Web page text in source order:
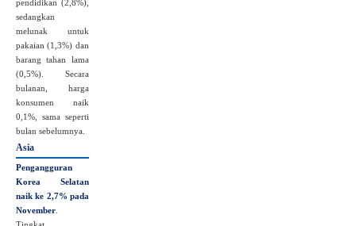
pendidikan (2,8%),
sedangkan
melunak untuk
pakaian (1,3%) dan
barang tahan lama
(0,5%). Secara
bulanan, harga
konsumen naik
0,1%, sama seperti
bulan sebelumnya.
Asia
Pengangguran
Korea Selatan
naik ke 2,7% pada
November